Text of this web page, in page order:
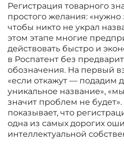
Регистрация товарного
простого желания: «нужно
чтобы никто не украл
этом этапе многие
действовать быстро и
в Роспатент без
обозначения. На первый
«если откажут — подадим
уникальное название»,
значит проблем не
показывает, что
одна из самых дорогих
интеллектуальной